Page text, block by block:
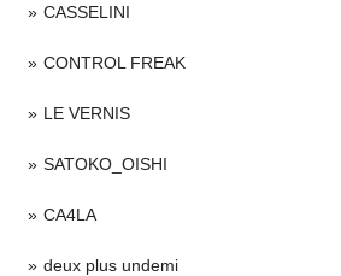
CASSELINI
CONTROL FREAK
LE VERNIS
SATOKO_OISHI
CA4LA
deux plus undemi